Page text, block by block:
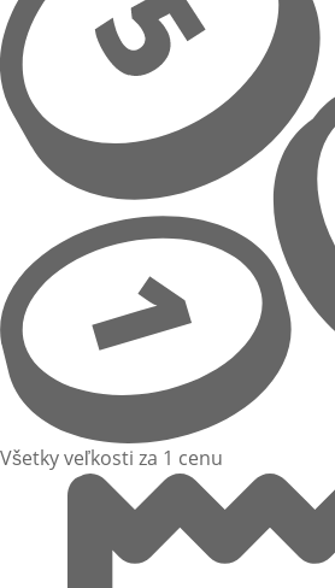
Všetky veľkosti za 1 cenu